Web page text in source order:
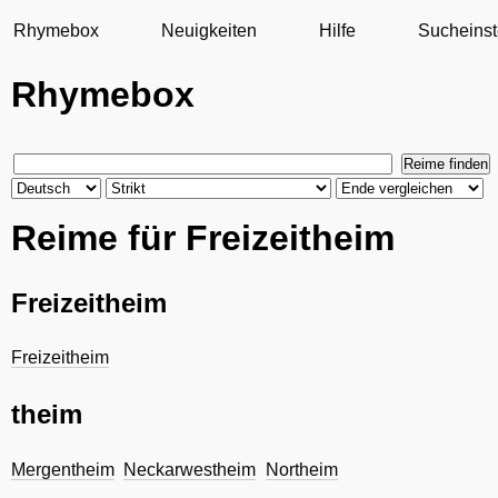
Rhymebox Neuigkeiten Hilfe
Rhymebox
Reime für Freizeitheim
Freizeitheim
Freizeitheim
theim
Mergentheim Neckarwestheim Northeim